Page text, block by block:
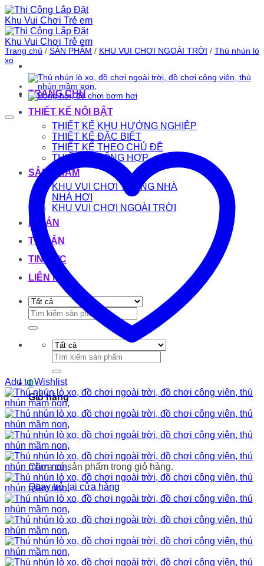
Bỏ
qua
nội
dung
TRANG CHỦ
THIẾT KẾ NỔI BẬT
THIẾT KẾ KHU HƯỚNG NGHIỆP
THIẾT KẾ ĐẶC BIỆT
THIẾT KẾ THEO CHỦ ĐỀ
THIẾT KẾ TỔNG HỢP
SẢN PHẨM
KHU VUI CHƠI TRONG NHÀ
NHÀ HƠI
KHU VUI CHƠI NGOÀI TRỜI
DỰ ÁN
TƯ VẤN
TIN TỨC
LIÊN HỆ
Tìm
kiếm:
Tìm
kiếm:
0
Giỏ hàng
Chưa có sản phẩm trong giỏ hàng.
Quay trở lại cửa hàng
Trang chủ / SẢN PHẨM / KHU VUI CHƠI NGOÀI TRỜI / Thú nhún lò
xo
Add to Wishlist